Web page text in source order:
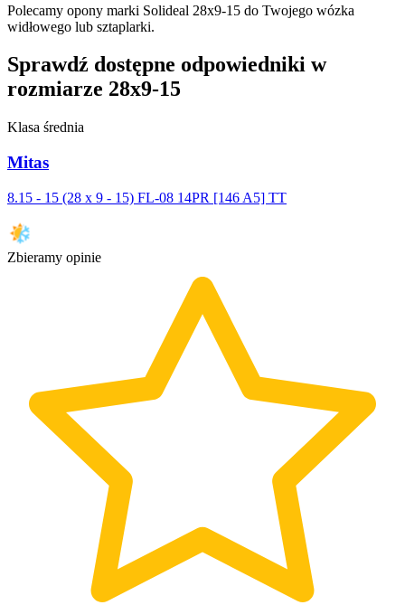
Polecamy opony marki Solideal 28x9-15 do Twojego wózka
widłowego lub sztaplarki.
Sprawdź dostępne odpowiedniki w
rozmiarze 28x9-15
Klasa średnia
Mitas
8.15 - 15 (28 x 9 - 15) FL-08 14PR [146 A5] TT
Zbieramy opinie